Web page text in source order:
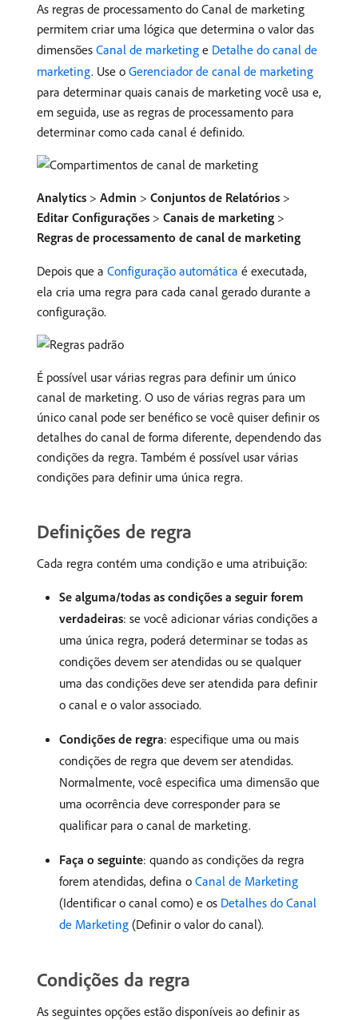
As regras de processamento do Canal de marketing
permitem criar uma lógica que determina o valor das
dimensões Canal de marketing e Detalhe do canal de
marketing. Use o Gerenciador de canal de marketing
para determinar quais canais de marketing você usa e,
em seguida, use as regras de processamento para
determinar como cada canal é definido.
Analytics > Admin > Conjuntos de Relatórios >
Editar Configurações > Canais de marketing >
Regras de processamento de canal de marketing
Depois que a Configuração automática é executada,
ela cria uma regra para cada canal gerado durante a
configuração.
É possível usar várias regras para definir um único
canal de marketing. O uso de várias regras para um
único canal pode ser benéfico se você quiser definir os
detalhes do canal de forma diferente, dependendo das
condições da regra. Também é possível usar várias
condições para definir uma única regra.
Definições de regra
Cada regra contém uma condição e uma atribuição:
Se alguma/todas as condições a seguir forem
verdadeiras: se você adicionar várias condições a
uma única regra, poderá determinar se todas as
condições devem ser atendidas ou se qualquer
uma das condições deve ser atendida para definir
o canal e o valor associado.
Condições de regra: especifique uma ou mais
condições de regra que devem ser atendidas.
Normalmente, você especifica uma dimensão que
uma ocorrência deve corresponder para se
qualificar para o canal de marketing.
Faça o seguinte: quando as condições da regra
forem atendidas, defina o Canal de Marketing
(Identificar o canal como) e os Detalhes do Canal
de Marketing (Definir o valor do canal).
Condições da regra
As seguintes opções estão disponíveis ao definir as